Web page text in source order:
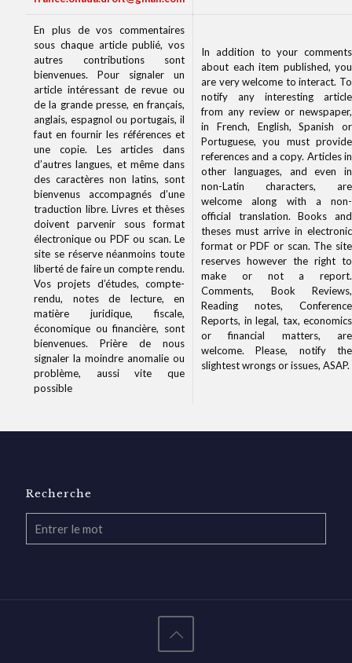
En plus de vos commentaires
sous chaque article publié, vos
autres contributions sont
bienvenues. Pour signaler un
article intéressant de revue ou
de la grande presse, en français,
anglais, espagnol ou portugais, il
faut en fournir les références et
une copie. Les articles dans
d’autres langues, et même dans
des caractères non latins, sont
bienvenus accompagnés d’une
traduction libre. Livres et thèses
doivent parvenir sous format
électronique ou PDF ou scan. Le
site se réserve néanmoins toute
liberté de faire un compte rendu.
Vos projets d’études, compte-
rendu, notes de lecture, en
matière juridique, fiscale,
économique ou financière, sont
bienvenues. Prière de nous
signaler la moindre anomalie ou
problème, aussi vite que
possible
In addition to your comments
about each item published, you
are very welcome to interact. To
notify any interesting article
from any review or newspaper,
in French, English, Spanish or
Portuguese, you must provide
references and a copy. Articles in
other languages, and even in
non-Latin characters, are
welcome along with a non-
official translation. Books and
theses must arrive in electronic
format or PDF or scan. The site
reserves however the right to
make or not a report.
Comments, Book Reviews,
Reading notes, Conference
Reports, in legal, tax, economics
or financial matters, are
welcome. Please, notify the
slightest wrongs or issues, ASAP.
Recherche